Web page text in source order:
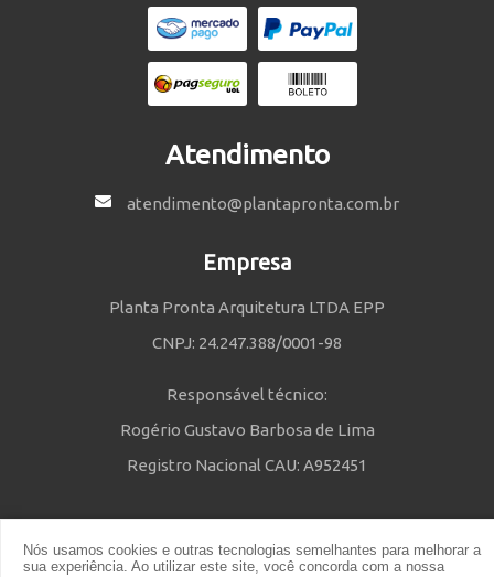
Nós usamos cookies e outras tecnologias semelhantes para melhorar a
sua experiência. Ao utilizar este site, você concorda com a nossa
Atendimento
atendimento@plantapronta.com.br
Empresa
Planta Pronta Arquitetura LTDA EPP
CNPJ: 24.247.388/0001-98
Responsável técnico:
Rogério Gustavo Barbosa de Lima
Registro Nacional CAU: A952451
Política de Privacidade eTermos e Condições | © 2014 - 2021 Powered
by Planta Pronta